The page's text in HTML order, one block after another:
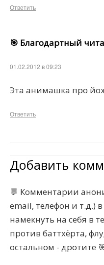
Ответить
🎯 Благодартный
01.02.2012 в 09:23
Эта анимашка про
Ответить
Добавить
💬 Комментарии
email, телефон и т.д.)
намекнуть на себя в
против баттхёрта,
остальном - дротите